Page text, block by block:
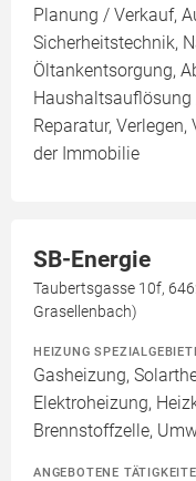
Planung / Verkauf,
Sicherheitstechnik,
Öltankentsorgung,
Reparatur,
der Immobilie
SB-Energie
Taubertsgasse 10f,
Grasellenbach)
HEIZUNG
Gasheizung,
Elektroheizung,
Brennstoffzelle,
ANGEBOTENE